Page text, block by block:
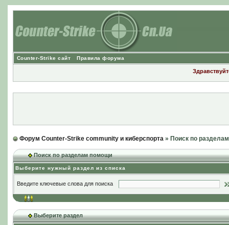
Counter-Strike сайт Правила форума
Форум Counter-Strike community и киберспорта» Поиск по
Поиск по разделам помощи
Выберите нужный раздел из списка
Введите ключевые слова для поиска
Выберите раздел